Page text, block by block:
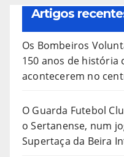
Artigos
Os Bombeiros
150 anos de história
acontecerem no
O Guarda Futebol
o Sertanense, num
Supertaça da Beira